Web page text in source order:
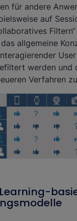
für andere
auf
allgemeine
werden und
Verfahren